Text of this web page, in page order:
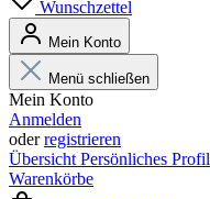
Wunschzettel
Mein Konto
Menü schließen
Mein Konto
Anmelden
oderregistrieren
Übersicht Persönliches Profil
Warenkörbe